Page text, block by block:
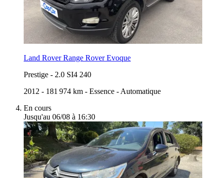
Land Rover Range Rover Evoque
Prestige - 2.0 SI4 240
2012 - 181 974 km - Essence - Automatique
En cours
Jusqu'au 06/08 à 16:30